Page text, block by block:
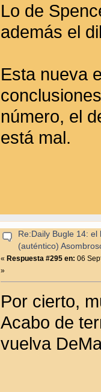
Lo de
además el
Esta nueva
número, el
está mal.
Re:Daily Bugle 14: el
(auténtico)
«Respuesta #295 en: 06
»
Por cierto,
Acabo de
vuelva